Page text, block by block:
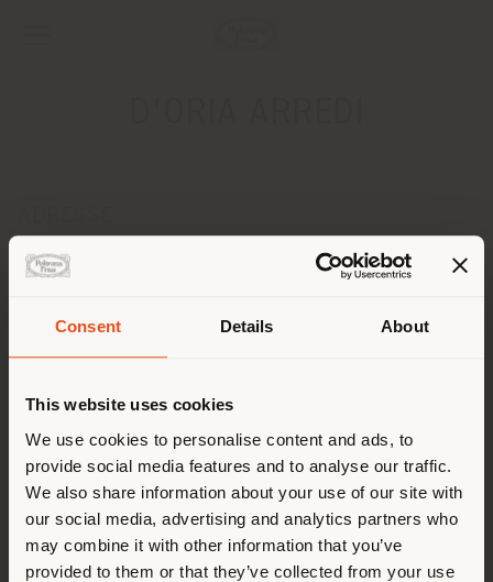
Consent Details About
This website uses cookies
We use cookies to personalise content and ads, to
provide social media features and to analyse our traffic.
We also share information about your use of our site with
our social media, advertising and analytics partners who
may combine it with other information that you’ve
provided to them or that they’ve collected from your use
Via Domenico Morea, 8
Alberobello 70011
KONTAKTE
Telefon +39 080.432 52 46
EINEN TERMIN ANFRAGEN
Sie browsen in einem anderen
Land als Ihrem Standort. Wir
empfehlen Ihnen, sich richtig
zu orientieren, um Einkäufe
tätigen zu können. (us)